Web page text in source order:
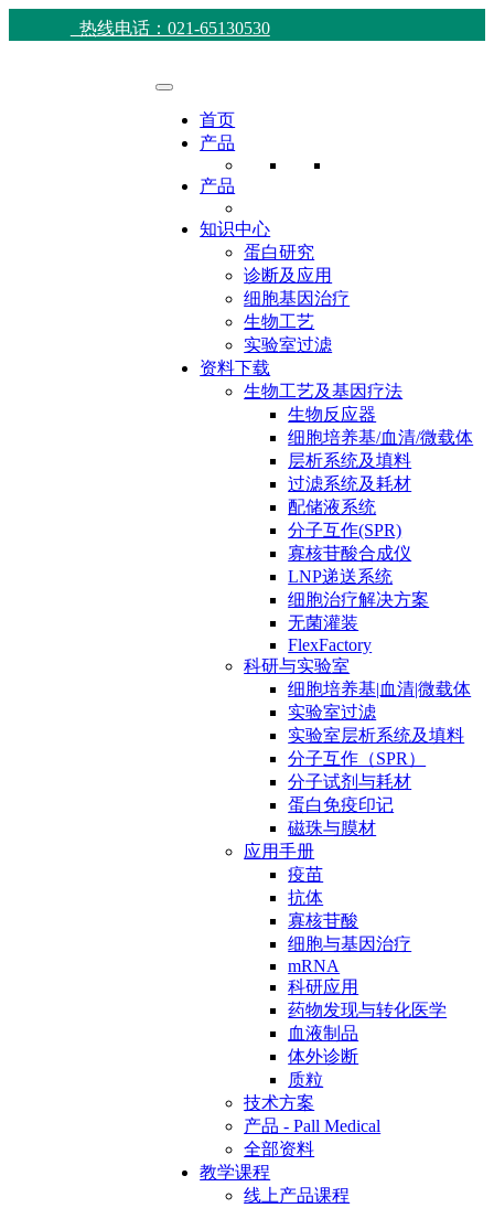
热线电话：021-65130530
首页
产品
产品
知识中心
蛋白研究
诊断及应用
细胞基因治疗
生物工艺
实验室过滤
资料下载
生物工艺及基因疗法
生物反应器
细胞培养基/血清/微载体
层析系统及填料
过滤系统及耗材
配储液系统
分子互作(SPR)
寡核苷酸合成仪
LNP递送系统
细胞治疗解决方案
无菌灌装
FlexFactory
科研与实验室
细胞培养基|血清|微载体
实验室过滤
实验室层析系统及填料
分子互作（SPR）
分子试剂与耗材
蛋白免疫印记
磁珠与膜材
应用手册
疫苗
抗体
寡核苷酸
细胞与基因治疗
mRNA
科研应用
药物发现与转化医学
血液制品
体外诊断
质粒
技术方案
产品 - Pall Medical
全部资料
教学课程
线上产品课程